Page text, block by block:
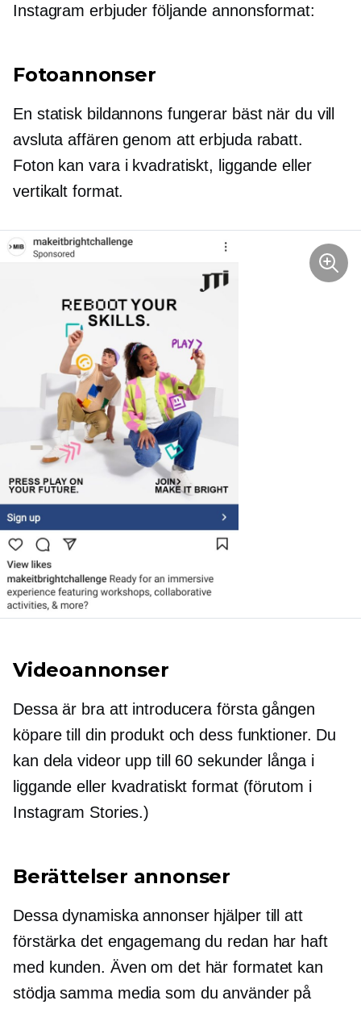
Instagram erbjuder följande annonsformat:
Fotoannonser
En statisk bildannons fungerar bäst när du vill
avsluta affären genom att erbjuda rabatt.
Foton kan vara i kvadratiskt, liggande eller
vertikalt format.
Videoannonser
Dessa är bra att introduceraförsta gången
köpare till din produkt och dess funktioner. Du
kan dela videor upp till 60 sekunder långa i
liggande eller kvadratiskt format (förutom i
Instagram Stories.)
Berättelser annonser
Dessa dynamiska annonser hjälper till att
förstärka det engagemang du redan har haft
med kunden. Även om det här formatet kan
stödja samma media som du använder på